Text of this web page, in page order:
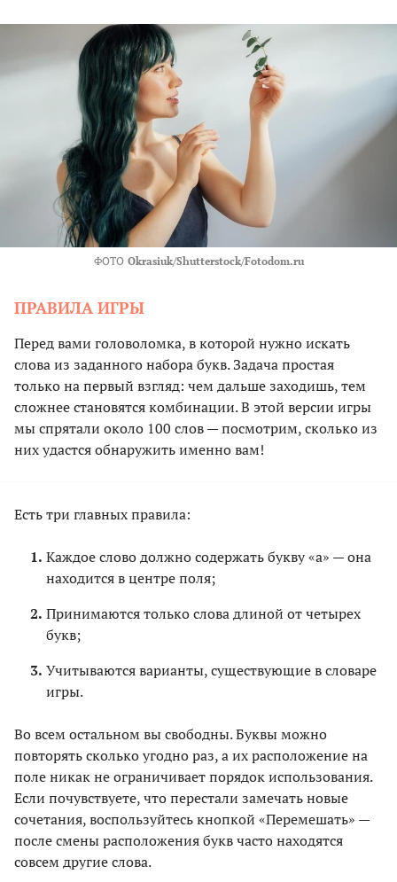
ФОТО Okrasiuk/Shutterstock/Fotodom.ru
ПРАВИЛА ИГРЫ
Перед вами головоломка, в которой нужно искать
слова из заданного набора букв. Задача простая
только на первый взгляд: чем дальше заходишь, тем
сложнее становятся комбинации. В этой версии игры
мы спрятали около 100 слов — посмотрим, сколько из
них удастся обнаружить именно вам!
Есть три главных правила:
Каждое слово должно содержать букву «а» — она
находится в центре поля;
Принимаются только слова длиной от четырех
букв;
Учитываются варианты, существующие в словаре
игры.
Во всем остальном вы свободны. Буквы можно
повторять сколько угодно раз, а их расположение на
поле никак не ограничивает порядок использования.
Если почувствуете, что перестали замечать новые
сочетания, воспользуйтесь кнопкой «Перемешать» —
после смены расположения букв часто находятся
совсем другие слова.